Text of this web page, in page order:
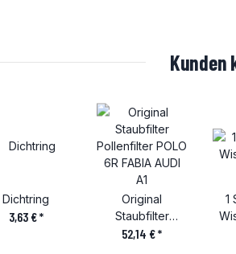
Kunden
Dichtring
3,63 €*
Original
Staubfilter
Pollenfilter POLO
52,14 €*
1